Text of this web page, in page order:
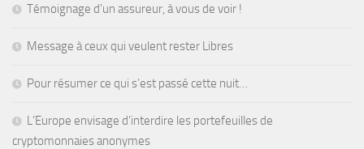
Témoignage d’un assureur, à vous de voir !
Message à ceux qui veulent rester Libres
Pour résumer ce qui s’est passé cette nuit…
L’Europe envisage d’interdire les portefeuilles de
cryptomonnaies anonymes